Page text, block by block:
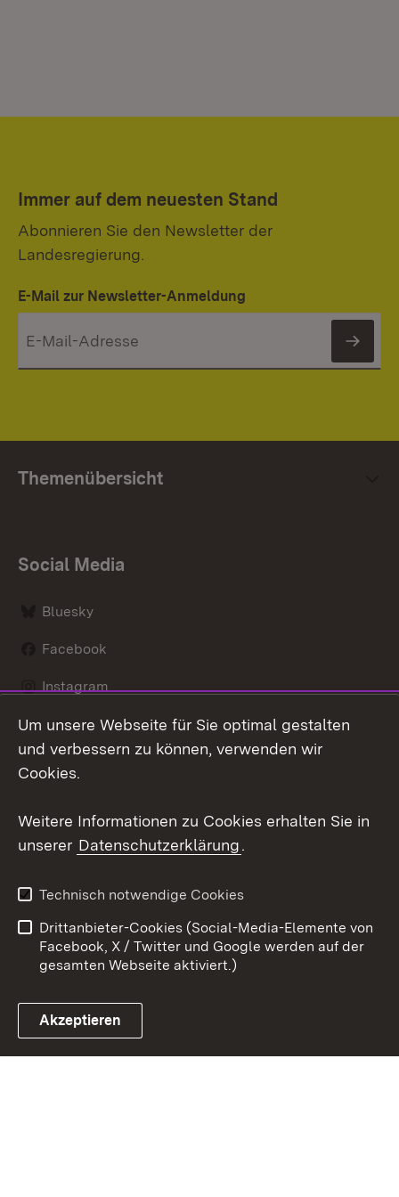
Immer auf dem neuesten Stand
Abonnieren Sie den Newsletter der
Landesregierung.
E-Mail zur Newsletter-Anmeldung
Themenübersicht
Social Media
Bluesky
Facebook
Instagram
LinkedIn
Link zum Landesportal
Datenschutz
Barrierefreiheit
Impressum
Cookies
Um unsere Webseite für Sie optimal gestalten
und verbessern zu können, verwenden wir
Cookies.
Weitere Informationen zu Cookies erhalten Sie in
unserer Datenschutzerklärung.
Technisch notwendige Cookies
Drittanbieter-Cookies (Social-Media-Elemente von
Facebook, X / Twitter und Google werden auf der
gesamten Webseite aktiviert.)
Akzeptieren